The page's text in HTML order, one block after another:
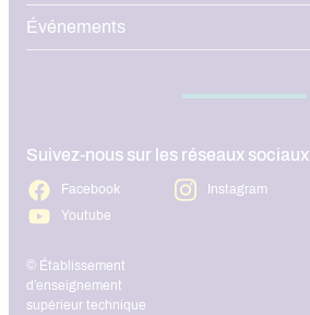
Événements
Suivez-nous sur les réseaux sociaux
Facebook Instagram
Youtube
© Établissement
d’enseignement
supérieur technique